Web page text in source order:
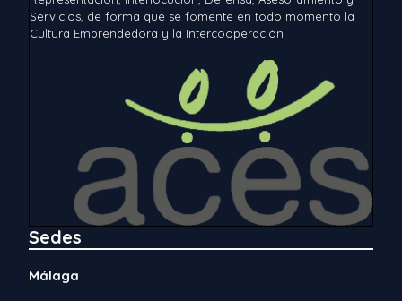
Servicios, de forma que se fomente en todo momento la
Cultura Emprendedora y la Intercooperación
Sedes
Málaga